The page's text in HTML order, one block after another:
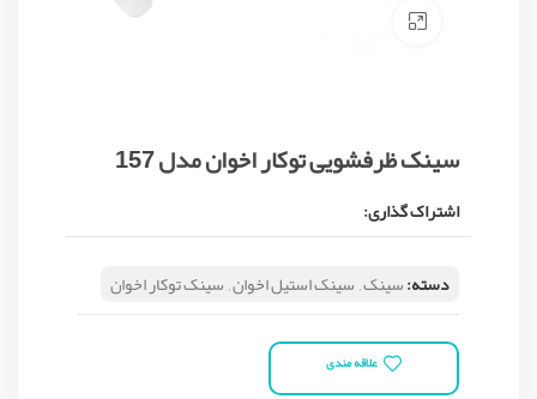
سینک ظرفشویی توکار اخوان مدل 157
اشتراک گذاری:
دسته:سینک,سینک استیل اخوان,سینک توکار اخوان
علاقه مندی